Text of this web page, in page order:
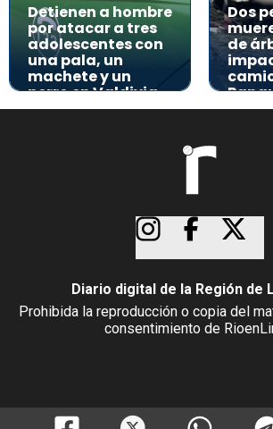
Detienen a hombre
por atacar a tres
adolescentes con
una pala, un
machete y un
perro en Valdivia
Dos
de
Diario digital de la Región de
Prohibida la reproducción o copia del
consentimiento de